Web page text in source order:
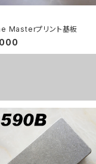
Masterプリント基板